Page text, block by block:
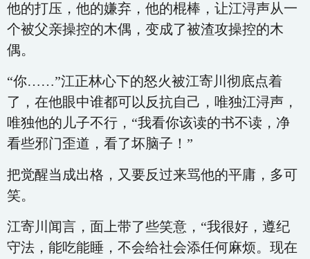
他的打压，他的嫌弃，他的棍棒，让江浔声从一
个被父亲操控的木偶，变成了被渣攻操控的木
偶。
“你……”江正林心下的怒火被江寄川彻底点着
了，在他眼中谁都可以反抗自己，唯独江浔声，
唯独他的儿子不行，“我看你该读的书不读，净
看些邪门歪道，看了坏脑子！”
把觉醒当成出格，又要反过来骂他的平庸，多可
笑。
江寄川闻言，面上带了些笑意，“我很好，遵纪
守法，能吃能睡，不会给社会添任何麻烦。现在